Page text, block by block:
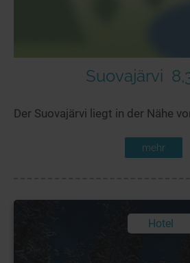
Suovajärvi
Der Suovajärvi liegt in der Nähe
mehr
Hotel